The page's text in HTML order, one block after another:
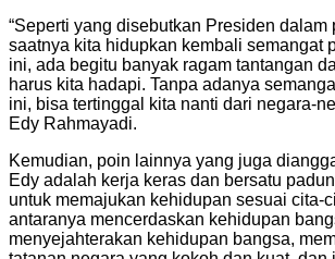
“Seperti yang disebutkan Presiden dalam
saatnya kita hidupkan kembali semangat
ini, ada begitu banyak ragam tantangan
harus kita hadapi. Tanpa adanya
ini, bisa tertinggal kita nanti dari negara-
Edy Rahmayadi.
Kemudian, poin lainnya yang juga
Edy adalah kerja keras dan bersatu
untuk memajukan kehidupan sesuai cita-
antaranya mencerdaskan kehidupan
menyejahterakan kehidupan bangsa,